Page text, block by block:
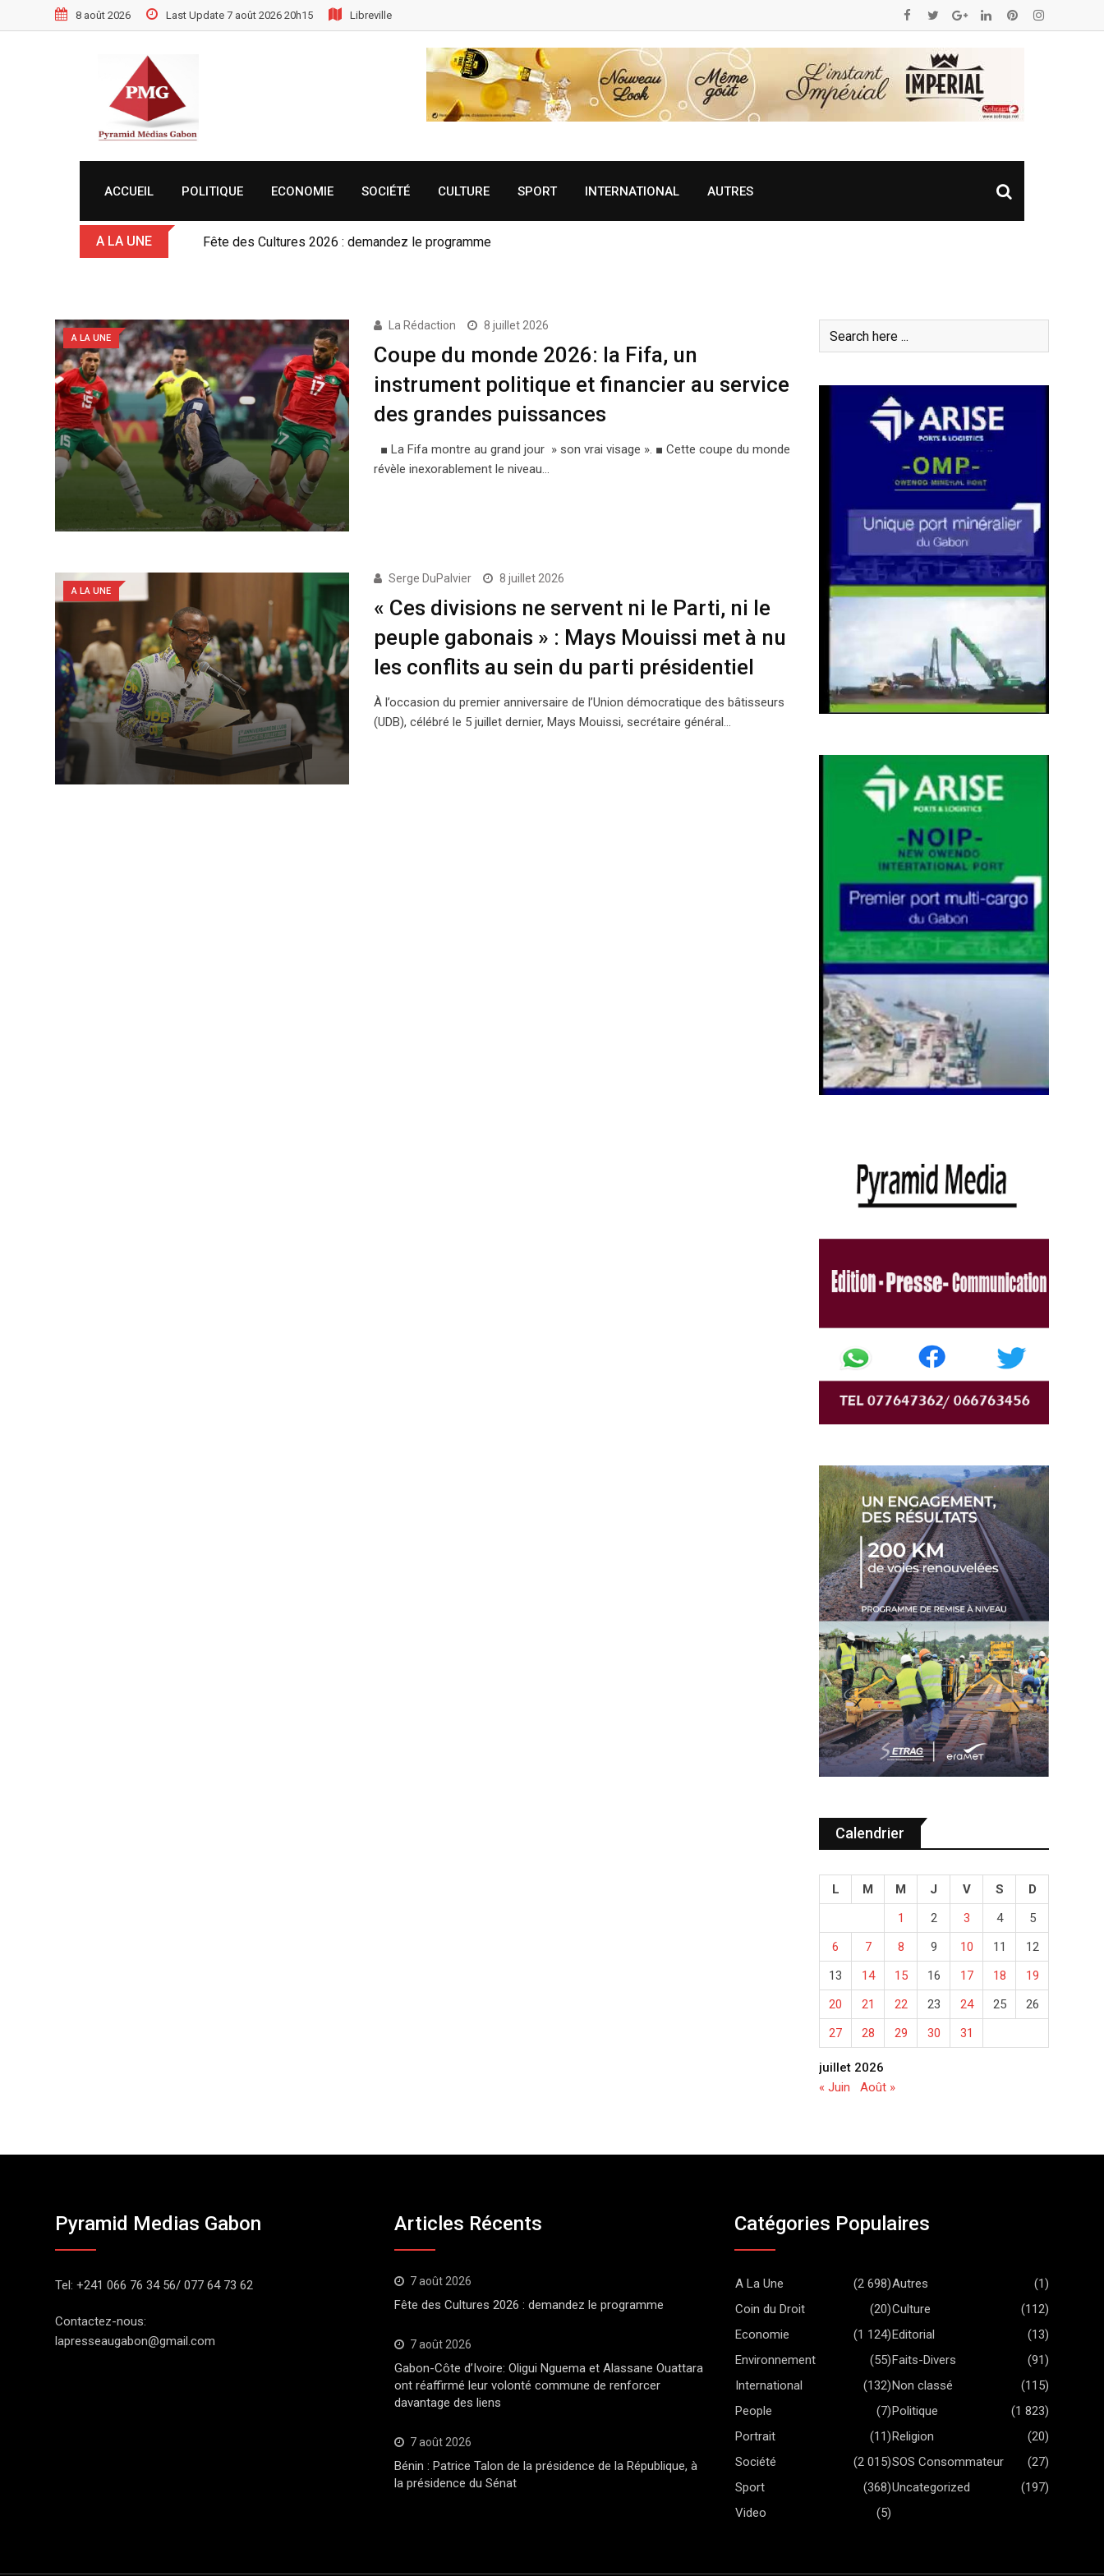
k
8 août 2026 Last Update 7 août 2026 20h15 Libreville
ACCUEIL POLITIQUE ECONOMIE SOCIÉTÉ CULTURE SPORT INTERNATIONAL AUTRES
A LA UNE Gabon-Côte d’Ivoire: Oligui Nguema et Alassane Ouattara ont réaffirmé leur volonté commune de renforcer davantage des liens
A LA UNE
La Rédaction 8 juillet 2026
Coupe du monde 2026: la Fifa, un
instrument politique et financier au service
des grandes puissances
■ La Fifa montre au grand jour » son vrai visage ». ■ Cette coupe du monde
révèle inexorablement le niveau…
A LA UNE
Serge DuPalvier 8 juillet 2026
« Ces divisions ne servent ni le Parti, ni le
peuple gabonais » : Mays Mouissi met à nu
les conflits au sein du parti présidentiel
À l’occasion du premier anniversaire de l’Union démocratique des bâtisseurs
(UDB), célébré le 5 juillet dernier, Mays Mouissi, secrétaire général…
Calendrier
juillet 2026
L M M J V S
D
1
2 3 4
5
6
7 8 9 10 11
12
13
14 15 16 17 18
19
20
21 22 23 24 25
26
27
28 29 30 31
« Juin Août »
Pyramid Medias Gabon
Tel: +241 066 76 34 56/ 077 64 73 62
Contactez-nous:
lapresseaugabon@gmail.com
Articles Récents
7 août 2026
Fête des Cultures 2026 : demandez le programme
7 août 2026
Gabon-Côte d’Ivoire: Oligui Nguema et Alassane Ouattara
ont réaffirmé leur volonté commune de renforcer
davantage des liens
7 août 2026
Bénin : Patrice Talon de la présidence de la République, à
la présidence du Sénat
Catégories Populaires
A La Une (2 698)Autres
(1)
Coin du Droit
(20)Culture
(112)
Economie
(1 124) Editorial
(13)
Environnement
(55) Faits-Divers
(91)
International
(132) Non classé
(115)
People
(7) Politique
(1 823)
Portrait
(11) Religion
(20)
Société
(2 015)SOS Consommateur
(27)
Sport
(368)Uncategorized
(197)
Video
(5)